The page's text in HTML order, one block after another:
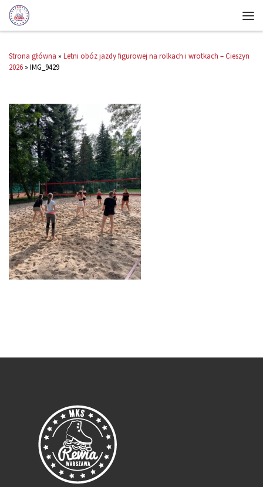
Strona główna » Letni obóz jazdy figurowej na rolkach i wrotkach – Cieszyn
2026 » IMG_9429